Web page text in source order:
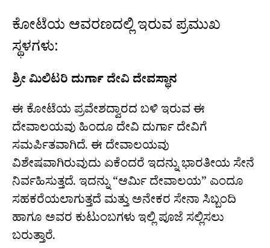
ಕೋಟೆಯ ಆವರಣದಲ್ಲಿ ಇರುವ ಪ್ರಮುಖ
ಸ್ಥಳಗಳು:
ಶ್ರೀ ಮಿಲಿಟರಿ ದುರ್ಗಾ ದೇವಿ ದೇವಸ್ಥಾನ
ಈ ಕೋಟೆಯ ಪ್ರವೇಶದ್ವಾರದ ಬಳಿ ಇರುವ ಈ
ದೇವಾಲಯವು ಹಿಂದೂ ದೇವಿ ದುರ್ಗಾ ದೇವಿಗೆ
ಸಮರ್ಪಿತವಾಗಿದೆ. ಈ ದೇವಾಲಯವು
ವಿಶೇಷವಾಗಿರುವುದು ಏಕೆಂದರೆ ಇದನ್ನು ಭಾರತೀಯ ಸೇನೆ
ನಿರ್ವಹಿಸುತ್ತದೆ. ಇದನ್ನು “ಆರ್ಮಿ ದೇವಾಲಯ” ಎಂದೂ
ಸಹಕರೆಯಲಾಗುತ್ತದೆ ಮತ್ತು ಅನೇಕರ ಸೇನಾ ಸಿಬ್ಬಂದಿ
ಹಾಗೂ ಅವರ ಕುಟುಂಬಗಳು ಇಲ್ಲಿ ಪೂಜೆ ಸಲ್ಲಿಸಲು
ಬರುತ್ತಾರೆ.